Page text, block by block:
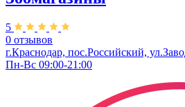
5
0 отзывов
г.Краснодар, пос.Российский,
Пн-Вс 09:00-21:00